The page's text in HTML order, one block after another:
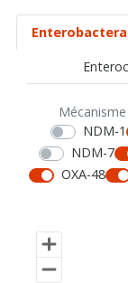
NDM-1
NDM-7
OXA-48